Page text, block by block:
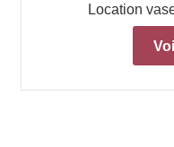
Location